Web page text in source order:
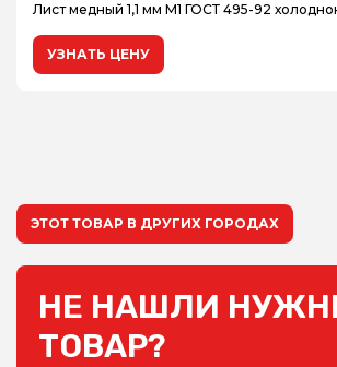
Лист медный 1,1 мм М1 ГОСТ 495-92
УЗНАТЬ ЦЕНУ
ЭТОТ ТОВАР В ДРУГИХ ГОРОДАХ
НЕ НАШЛИ
ТОВАР?